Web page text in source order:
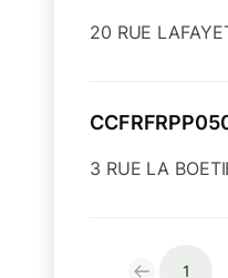
20 RUE
3 RUE LA
1